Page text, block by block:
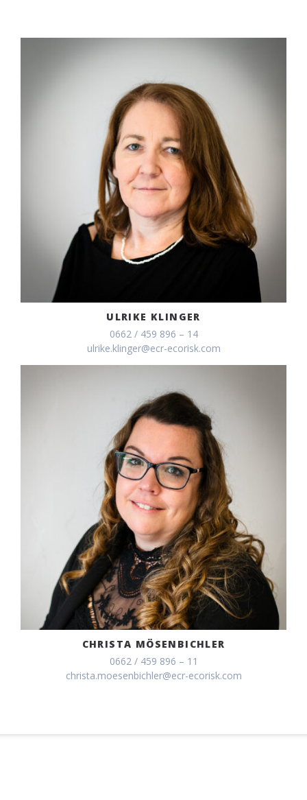
ULRIKE KLINGER
0662 / 459 896 – 14
ulrike.klinger@ecr-ecorisk.com
CHRISTA MÖSENBICHLER
0662 / 459 896 – 11
christa.moesenbichler@ecr-ecorisk.com